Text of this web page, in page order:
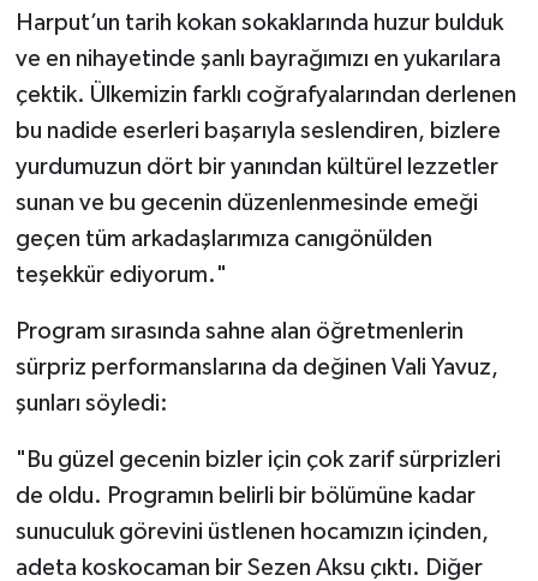
Harput’un tarih kokan sokaklarında huzur bulduk
ve en nihayetinde şanlı bayrağımızı en yukarılara
çektik. Ülkemizin farklı coğrafyalarından derlenen
bu nadide eserleri başarıyla seslendiren, bizlere
yurdumuzun dört bir yanından kültürel lezzetler
sunan ve bu gecenin düzenlenmesinde emeği
geçen tüm arkadaşlarımıza canıgönülden
teşekkür ediyorum."
Program sırasında sahne alan öğretmenlerin
sürpriz performanslarına da değinen Vali Yavuz,
şunları söyledi:
"Bu güzel gecenin bizler için çok zarif sürprizleri
de oldu. Programın belirli bir bölümüne kadar
sunuculuk görevini üstlenen hocamızın içinden,
adeta koskocaman bir Sezen Aksu çıktı. Diğer